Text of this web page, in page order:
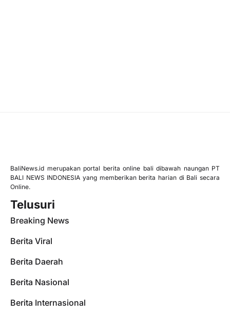
BaliNews.id merupakan portal berita online bali dibawah naungan PT
BALI NEWS INDONESIA yang memberikan berita harian di Bali secara
Online.
Telusuri
Breaking News
Berita Viral
Berita Daerah
Berita Nasional
Berita Internasional